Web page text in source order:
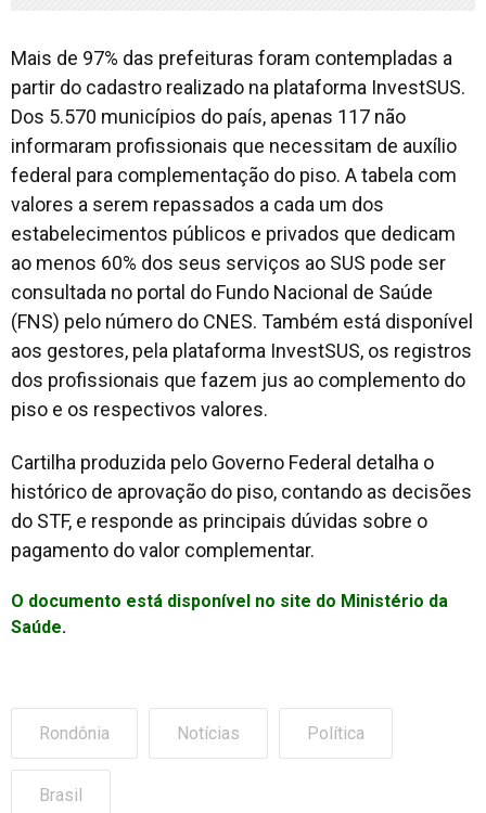
Mais de 97% das prefeituras foram contempladas a
partir do cadastro realizado na plataforma InvestSUS.
Dos 5.570 municípios do país, apenas 117 não
informaram profissionais que necessitam de auxílio
federal para complementação do piso. A tabela com
valores a serem repassados a cada um dos
estabelecimentos públicos e privados que dedicam
ao menos 60% dos seus serviços ao SUS pode ser
consultada no portal do Fundo Nacional de Saúde
(FNS) pelo número do CNES. Também está disponível
aos gestores, pela plataforma InvestSUS, os registros
dos profissionais que fazem jus ao complemento do
piso e os respectivos valores.
Cartilha produzida pelo Governo Federal detalha o
histórico de aprovação do piso, contando as decisões
do STF, e responde as principais dúvidas sobre o
pagamento do valor complementar.
O documento está disponível no site do Ministério da
Saúde.
Rondônia Notícias Política
Brasil